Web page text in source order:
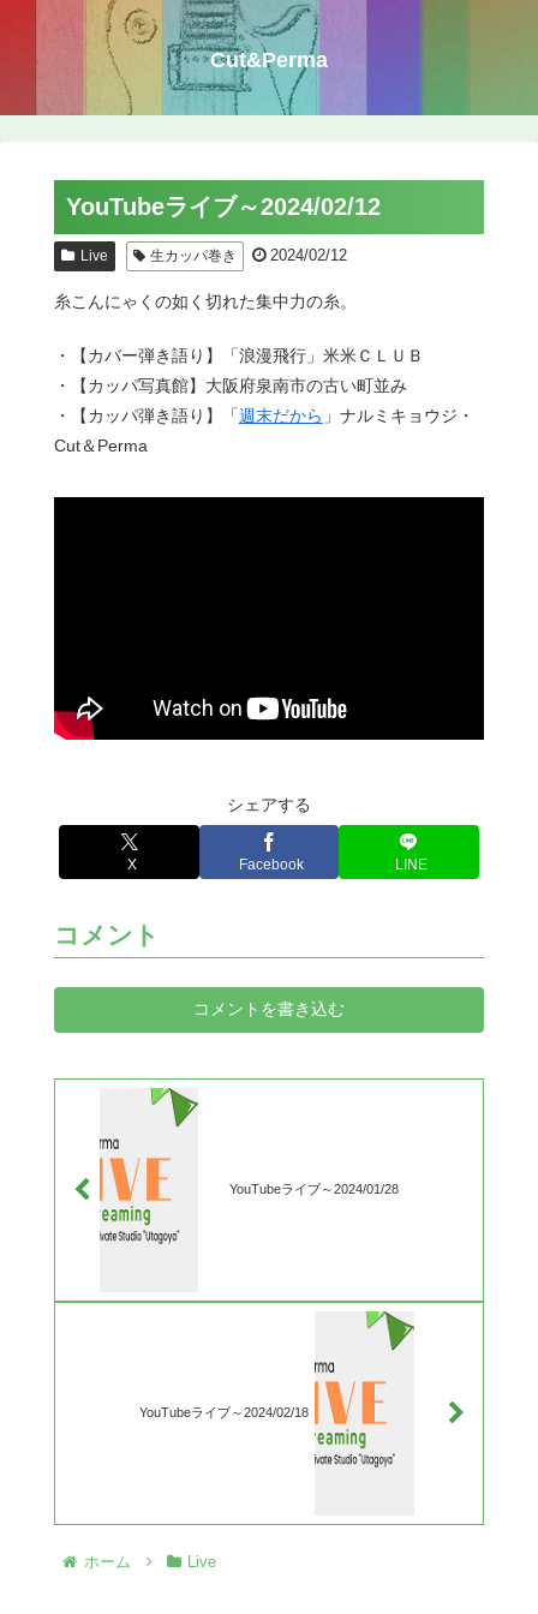
Cut&Perma
YouTubeライブ～2024/02/12
Live 生カッパ巻き 2024/02/12
糸こんにゃくの如く切れた集中力の糸。
・【カバー弾き語り】「浪漫飛行」米米ＣＬＵＢ
・【カッパ写真館】大阪府泉南市の古い町並み
・【カッパ弾き語り】「週末だから 」ナルミキョウジ・
Cut＆Perma
シェアする
X Facebook LINE
コメント
コメントを書き込む
YouTubeライブ～2024/01/28
YouTubeライブ～2024/02/18
ホーム Live